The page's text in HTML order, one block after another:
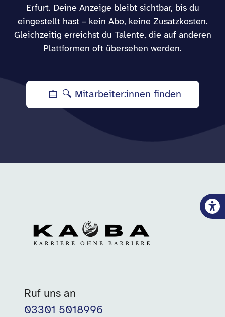
Erfurt. Deine Anzeige bleibt sichtbar, bis du
eingestellt hast – kein Abo, keine Zusatzkosten.
Gleichzeitig erreichst du Talente, die auf anderen
Plattformen oft übersehen werden.
🔍 Mitarbeiter:innen finden
Ruf uns an
03301 5018996